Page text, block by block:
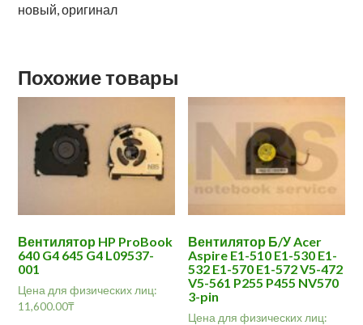
новый, оригинал
Похожие товары
Вентилятор HP ProBook
640 G4 645 G4 L09537-
001
Цена для физических лиц:
11,600.00₸
Вентилятор Б/У Acer
Aspire E1-510 E1-530 E1-
532 E1-570 E1-572 V5-472
V5-561 P255 P455 NV570
3-pin
Цена для физических лиц: